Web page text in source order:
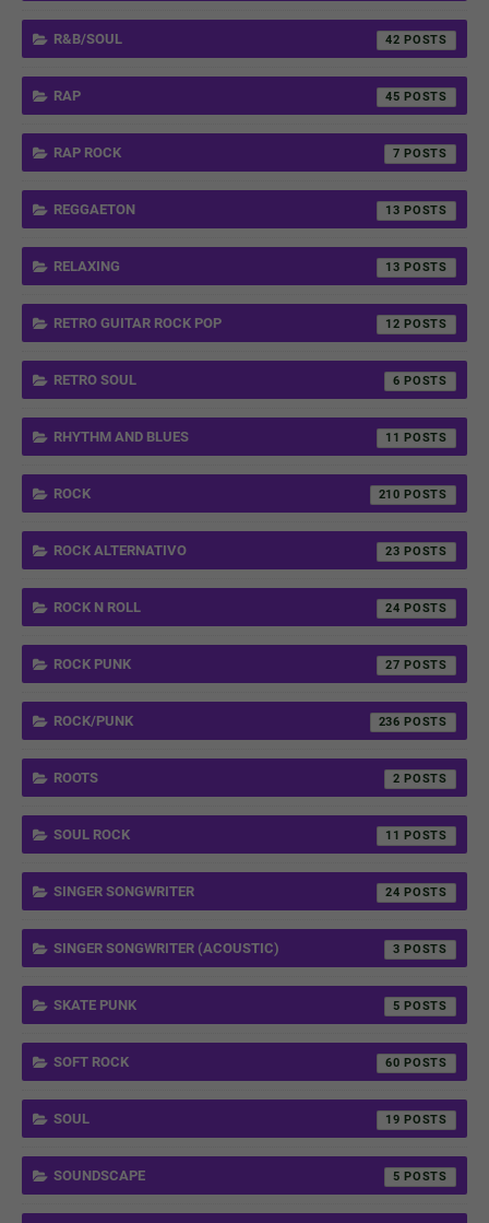
R&B/SOUL 42
RAP 45
RAP ROCK 7
REGGAETON 13
RELAXING 13
RETRO GUITAR ROCK POP 12
RETRO SOUL 6
RHYTHM AND BLUES 11
ROCK 210
ROCK ALTERNATIVO 23
ROCK N ROLL 24
ROCK PUNK 27
ROCK/PUNK 236
ROOTS 2
SOUL ROCK 11
SINGER SONGWRITER 24
SINGER SONGWRITER (ACOUSTIC) 3
SKATE PUNK 5
SOFT ROCK 60
SOUL 19
SOUNDSCAPE 5